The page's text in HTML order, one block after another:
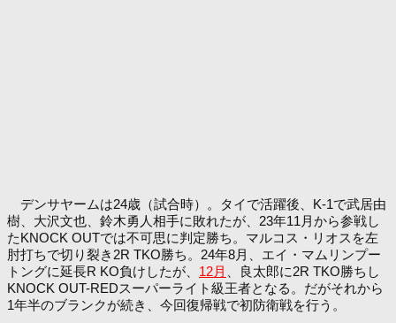
デンサヤームは24歳（試合時）。タイで活躍後、K-1で武居由
樹、大沢文也、鈴木勇人相手に敗れたが、23年11月から参戦し
たKNOCK OUTでは不可思に判定勝ち。マルコス・リオスを左
肘打ちで切り裂き2R TKO勝ち。24年8月、エイ・マムリンプー
トングに延長R KO負けしたが、 12月
、良太郎に2R TKO勝ちし
KNOCK OUT-REDスーパーライト級王者となる。だがそれから
1年半のブランクが続き、今回復帰戦で初防衛戦を行う。